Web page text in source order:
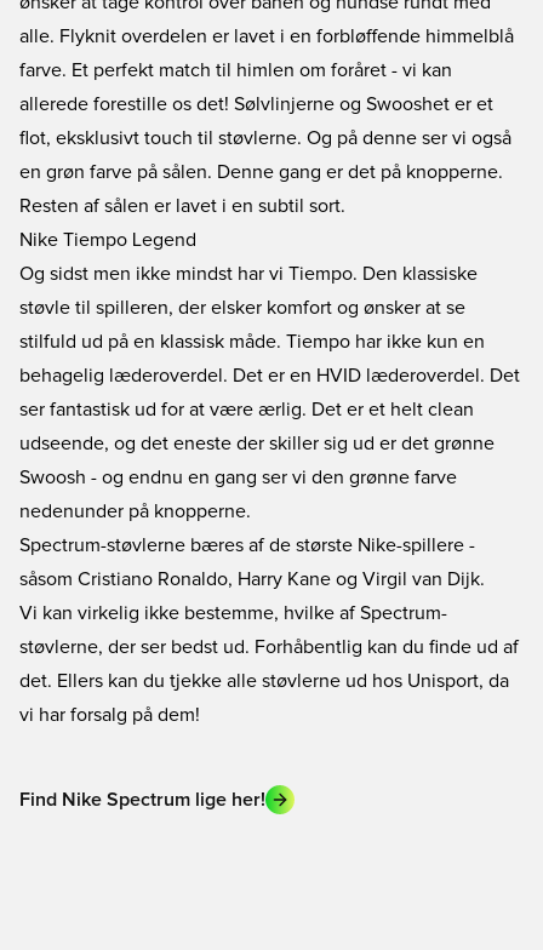
alle. Flyknit overdelen er lavet i en forbløffende himmelblå
farve. Et perfekt match til himlen om foråret - vi kan
allerede forestille os det! Sølvlinjerne og Swooshet er et
flot, eksklusivt touch til støvlerne. Og på denne ser vi også
en grøn farve på sålen. Denne gang er det på knopperne.
Resten af sålen er lavet i en subtil sort.
Nike Tiempo Legend
Og sidst men ikke mindst har vi Tiempo. Den klassiske
støvle til spilleren, der elsker komfort og ønsker at se
stilfuld ud på en klassisk måde. Tiempo har ikke kun en
behagelig læderoverdel. Det er en HVID læderoverdel. Det
ser fantastisk ud for at være ærlig. Det er et helt clean
udseende, og det eneste der skiller sig ud er det grønne
Swoosh - og endnu en gang ser vi den grønne farve
nedenunder på knopperne.
Spectrum-støvlerne bæres af de største Nike-spillere -
såsom Cristiano Ronaldo, Harry Kane og Virgil van Dijk.
Vi kan virkelig ikke bestemme, hvilke af Spectrum-
støvlerne, der ser bedst ud. Forhåbentlig kan du finde ud af
det. Ellers kan du tjekke alle støvlerne ud hos Unisport, da
vi har forsalg på dem!
Find Nike Spectrum lige her!